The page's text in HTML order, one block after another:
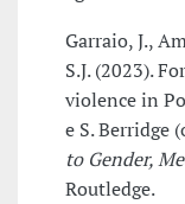
Garraio, J.,
S.J. (2023).
violence in
e S. Berridge
to Gender,
Routledge.